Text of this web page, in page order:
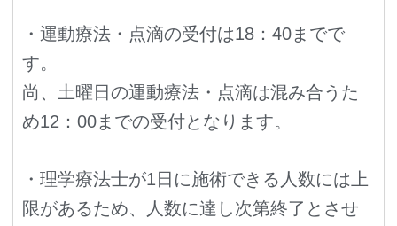
・運動療法・点滴の受付は18：40までで
す。
尚、土曜日の運動療法・点滴は混み合うた
め12：00までの受付となります。
・理学療法士が1日に施術できる人数には上
限があるため、人数に達し次第終了とさせ